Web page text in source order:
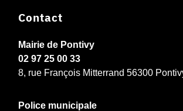
Contact
Mairie de Pontivy
02 97 25 00 33
8, rue François Mitterrand 56300
Police municipale